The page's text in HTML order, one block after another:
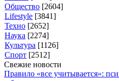
Общество [2604]
Lifestyle [3841]
Техно [2652]
Наука [2274]
Культура [1126]
Спорт [2512]
Свежие новости
Правило «все учитывается»: